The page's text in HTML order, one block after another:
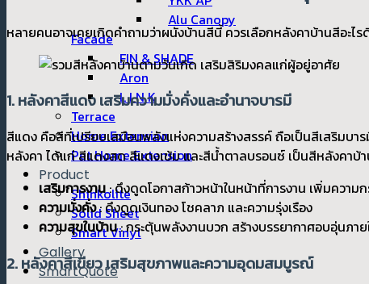
Alu Canopy
Facade
FIN & SHADE
Aron
L I N K
Terrace
Home Extension
Pet Home Extension
Product
Shinkolite
Solid Sheet
Smart Vinyl
Gallery
SmartQuote
หลายคนอาจเคยเกิดคำถามว่าผนังบ้านสีนี้ ควรเลือกหลังคาบ้านสีอะ
1. หลังคาสีแดง เสริมความมั่งคั่งและอำนาจบารมี
สีแดง คือสีที่เปรียบเสมือนพลังแห่งความสร้างสรรค์ ถือเป็นสีเสริมบ
หลังคา ได้แก่ สีแดงสด สีแดงเข้ม และสีน้ำตาลบรอนซ์ เป็นสีหลังคาบ้
เสริมการงาน: ดึงดูดโอกาสก้าวหน้าในหน้าที่การงาน เพิ่มความ
ความมั่งคั่ง: ดึงดูดเงินทอง โชคลาภ และความรุ่งเรือง
ความสุขในบ้าน:กระตุ้นพลังงานบวก สร้างบรรยากาศอบอุ่นภาย
2. หลังคาสีเขียว เสริมสุขภาพและความอุดมสมบูรณ์